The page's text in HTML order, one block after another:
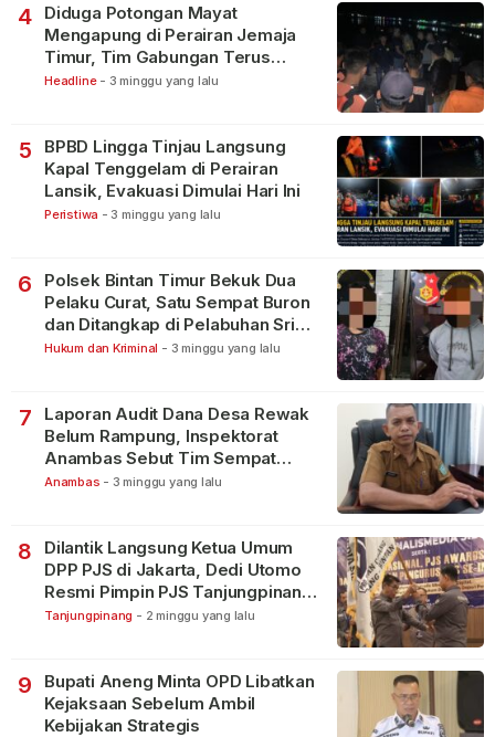
4
Diduga Potongan Mayat
Mengapung di Perairan Jemaja
Timur, Tim Gabungan Terus
Lakukan Pencarian
Headline - 3 minggu yang lalu
5
BPBD Lingga Tinjau Langsung
Kapal Tenggelam di Perairan
Lansik, Evakuasi Dimulai Hari Ini
Peristiwa - 3 minggu yang lalu
6
Polsek Bintan Timur Bekuk Dua
Pelaku Curat, Satu Sempat Buron
dan Ditangkap di Pelabuhan Sri
Bintan Pura
Hukum dan Kriminal - 3 minggu yang lalu
7
Laporan Audit Dana Desa Rewak
Belum Rampung, Inspektorat
Anambas Sebut Tim Sempat
Terbagi Tangani Kasus Lain
Anambas - 3 minggu yang lalu
8
Dilantik Langsung Ketua Umum
DPP PJS di Jakarta, Dedi Utomo
Resmi Pimpin PJS Tanjungpinang-
Bintan
Tanjungpinang - 2 minggu yang lalu
9
Bupati Aneng Minta OPD Libatkan
Kejaksaan Sebelum Ambil
Kebijakan Strategis